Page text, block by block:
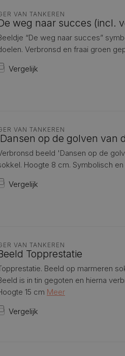
VAN TANKEREN
weg naar succes (incl.
“De weg naar succes”
Verbronsd en fraai groen
Vergelijk
VAN TANKEREN
op de golven van
beeld 'Dansen op de
Hoogte 8 cm. Symbolisch
Vergelijk
VAN TANKEREN
Topprestatie
Beeld op marmeren
is in tin gegoten en hierna
15 cm Meer
Vergelijk